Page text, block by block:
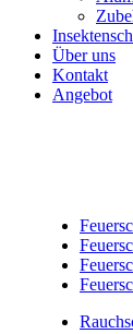
Über uns
Kontakt
Angebot